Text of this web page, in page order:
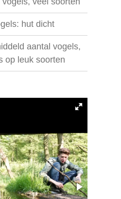
hut dicht
aantal vogels,
op leuk soorten